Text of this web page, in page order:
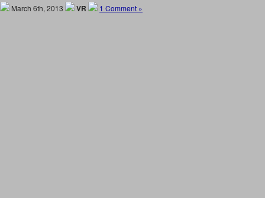
March 6th, 2013 VR 1 Comment »